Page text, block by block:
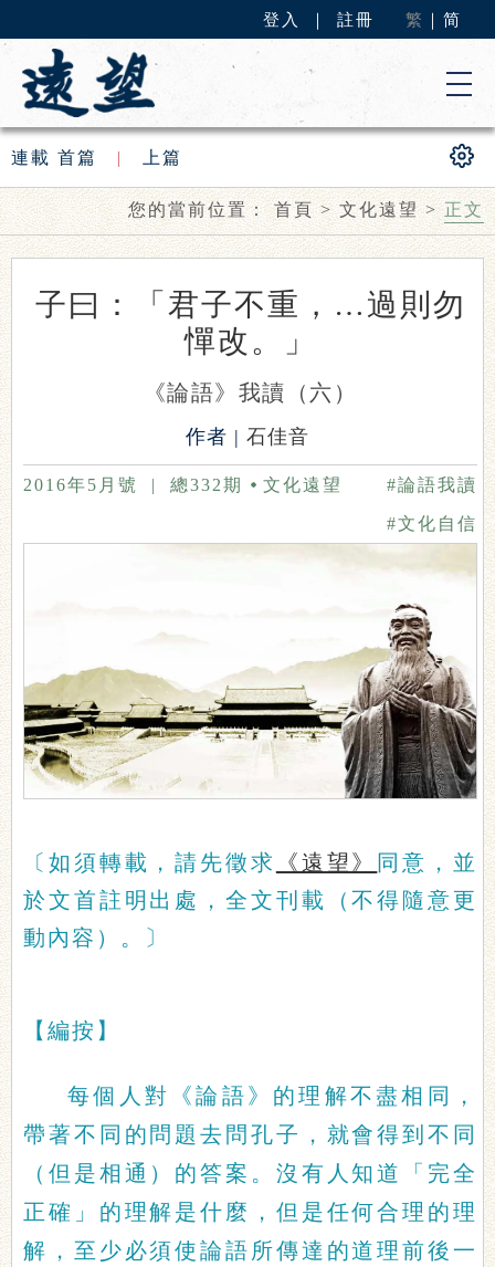
登入 註冊 繁 简
連載 首篇 | 上篇
您的當前位置：首頁>文化遠望>正文
子曰：「君子不重，…過則勿
憚改。」
《論語》我讀（六）
作者 | 石佳音
2016年5月號 | 總332期 文化遠望 #論語我讀
#文化自信
〔如須轉載，請先徵求 《遠望》
同意，並
於文首註明出處，全文刊載（不得隨意更
動內容）。〕
【編按】
每個人對《論語》的理解不盡相同，
帶著不同的問題去問孔子，就會得到不同
（但是相通）的答案。沒有人知道「完全
正確」的理解是什麼，但是任何合理的理
解，至少必須使論語所傳達的道理前後一